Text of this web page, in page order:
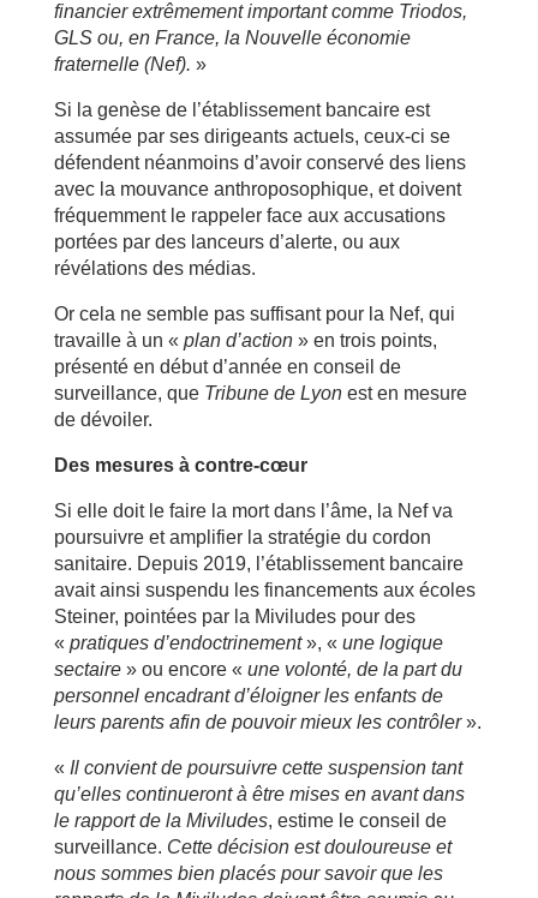
financier extrêmement important comme Triodos,
GLS ou, en France, la Nouvelle économie
fraternelle (Nef). »
Si la genèse de l’établissement bancaire est
assumée par ses dirigeants actuels, ceux-ci se
défendent néanmoins d’avoir conservé des liens
avec la mouvance anthroposophique, et doivent
fréquemment le rappeler face aux accusations
portées par des lanceurs d’alerte, ou aux
révélations des médias.
Or cela ne semble pas suffisant pour la Nef, qui
travaille à un « plan d’action» en trois points,
présenté en début d’année en conseil de
surveillance, que Tribune de Lyonest en mesure
de dévoiler.
Des mesures à contre-cœur
Si elle doit le faire la mort dans l’âme, la Nef va
poursuivre et amplifier la stratégie du cordon
sanitaire. Depuis 2019, l’établissement bancaire
avait ainsi suspendu les financements aux écoles
Steiner, pointées par la Miviludes pour des
« pratiques d’endoctrinement», « une logique
sectaire» ou encore « une volonté, de la part du
personnel encadrant d’éloigner les enfants de
leurs parents afin de pouvoir mieux les contrôler».
« Il convient de poursuivre cette suspension tant
qu’elles continueront à être mises en avant dans
le rapport de la Miviludes, estime le conseil de
surveillance. Cette décision est douloureuse et
nous sommes bien placés pour savoir que les